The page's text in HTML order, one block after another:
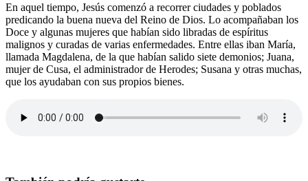
En aquel tiempo, Jesús comenzó a recorrer ciudades y poblados
predicando la buena nueva del Reino de Dios. Lo acompañaban los
Doce y algunas mujeres que habían sido libradas de espíritus
malignos y curadas de varias enfermedades. Entre ellas iban María,
llamada Magdalena, de la que habían salido siete demonios; Juana,
mujer de Cusa, el administrador de Herodes; Susana y otras muchas,
que los ayudaban con sus propios bienes.